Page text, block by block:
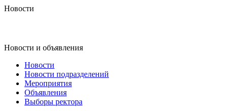
Новости
Новости и объявления
Новости
Новости подразделений
Мероприятия
Объявления
Выборы ректора